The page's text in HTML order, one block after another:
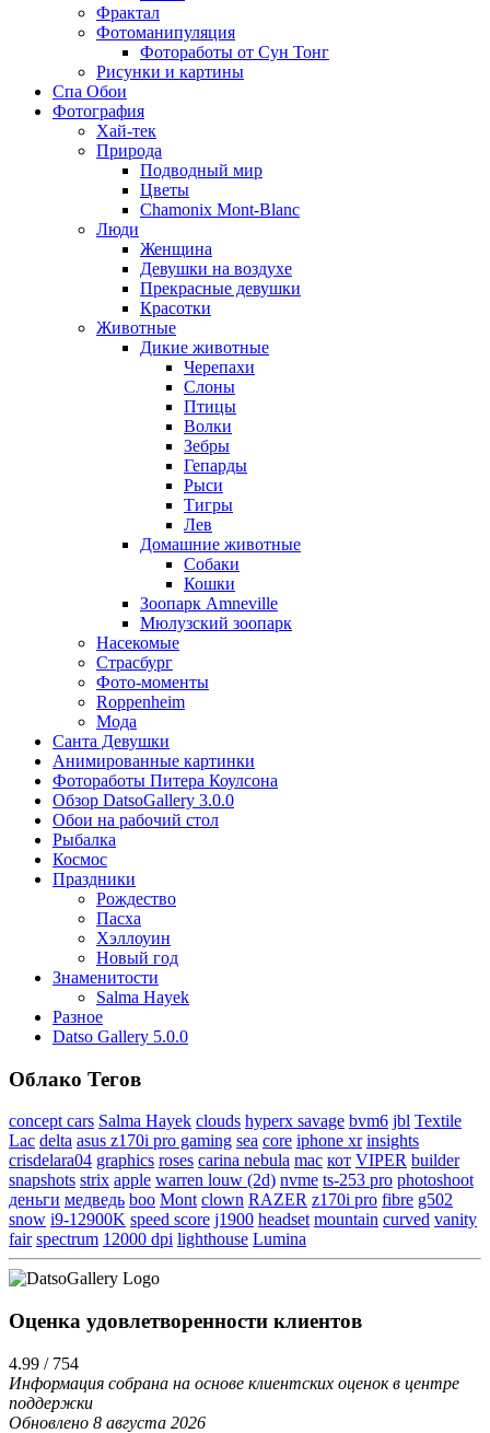
Фрактал
Фотоманипуляция
Фотоработы от Сун Тонг
Рисунки и картины
Спа Обои
Фотография
Хай-тек
Природа
Подводный мир
Цветы
Chamonix Mont-Blanc
Люди
Женщина
Девушки на воздухе
Прекрасные девушки
Красотки
Животные
Дикие животные
Черепахи
Слоны
Птицы
Волки
Зебры
Гепарды
Рыси
Тигры
Лев
Домашние животные
Собаки
Кошки
Зоопарк Amneville
Мюлузский зоопарк
Насекомые
Страсбург
Фото-моменты
Roppenheim
Мода
Санта Девушки
Aнимированные картинки
Фотоработы Питера Коулсона
Обзор DatsoGallery 3.0.0
Обои на рабочий стол
Рыбалка
Космос
Праздники
Рождество
Пасха
Хэллоуин
Новый год
Знаменитости
Salma Hayek
Разное
Datso Gallery 5.0.0
Облако Тегов
concept cars Salma Hayek clouds hyperx savage bvm6 jbl Textile
Lac delta asus z170i pro gaming sea core iphone xr insights
crisdelara04 graphics roses carina nebula mac кот VIPER builder
snapshots strix apple warren louw (2d) nvme ts-253 pro photoshoot
деньги медведь boo Mont clown RAZER z170i pro fibre g502
snow i9-12900K speed score j1900 headset mountain curved vanity
fair spectrum 12000 dpi lighthouse Lumina
Оценка удовлетворенности клиентов
4.99 / 754
Информация собрана на основе клиентских оценок в центре
поддержки
Обновлено 8 августа 2026